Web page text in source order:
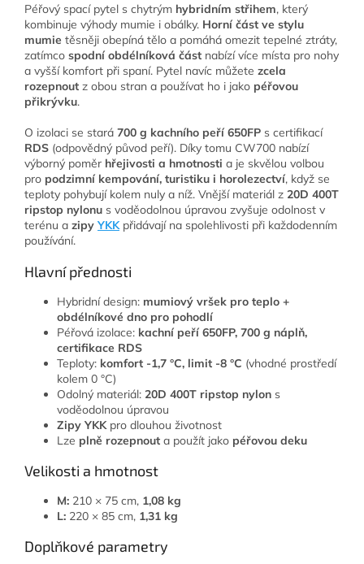
Péřový spací pytel s chytrým hybridním střihem, který
kombinuje výhody mumie i obálky. Horní část ve stylu
mumie těsněji obepíná tělo a pomáhá omezit tepelné ztráty,
zatímco spodní obdélníková část nabízí více místa pro nohy
a vyšší komfort při spaní. Pytel navíc můžete zcela
rozepnout z obou stran a používat ho i jako péřovou
přikrývku.
O izolaci se stará 700 g kachního peří 650FP s certifikací
RDS (odpovědný původ peří). Díky tomu CW700 nabízí
výborný poměr hřejivosti a hmotnosti a je skvělou volbou
pro podzimní kempování, turistiku i horolezectví, když se
teploty pohybují kolem nuly a níž. Vnější materiál z 20D 400T
ripstop nylonu s voděodolnou úpravou zvyšuje odolnost v
terénu a zipy YKKpřidávají na spolehlivosti při každodenním
používání.
Hlavní přednosti
Hybridní design: mumiový vršek pro teplo +
obdélníkové dno pro pohodlí
Péřová izolace: kachní peří 650FP, 700 g náplň,
certifikace RDS
Teploty: komfort -1,7 °C, limit -8 °C (vhodné prostředí
kolem 0 °C)
Odolný materiál: 20D 400T ripstop nylon s
voděodolnou úpravou
Zipy YKKpro dlouhou životnost
Lze plně rozepnout a použít jako péřovou deku
Velikosti a hmotnost
M: 210 × 75 cm, 1,08 kg
L: 220 × 85 cm, 1,31 kg
Doplňkové parametry